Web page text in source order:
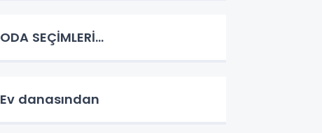
ODA SEÇİMLERİ...
Ev danasından